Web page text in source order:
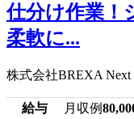
仕分け作業！
柔軟に...
株式会社BREXA Next
給与 月収例